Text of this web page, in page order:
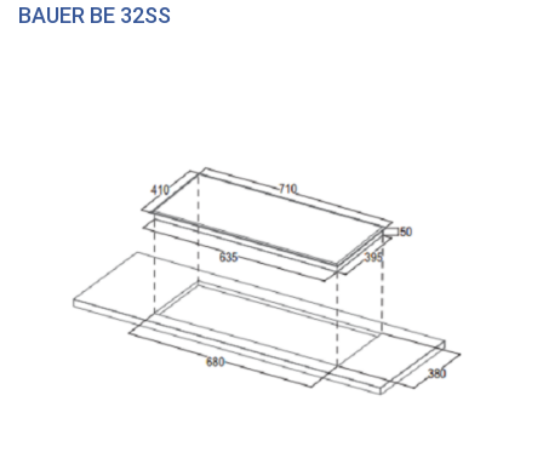
BAUER BE 32SS